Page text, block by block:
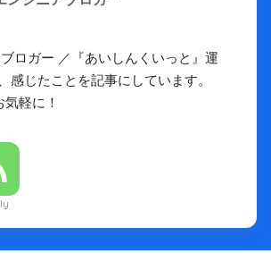
ロガー ／『あいしんくいっと』運
感じたことを記事にしています。
軽に！